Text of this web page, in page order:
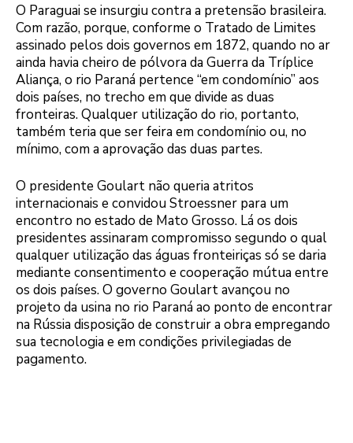
O Paraguai se insurgiu contra a pretensão brasileira.
Com razão, porque, conforme o Tratado de Limites
assinado pelos dois governos em 1872, quando no ar
ainda havia cheiro de pólvora da Guerra da Tríplice
Aliança, o rio Paraná pertence “em condomínio” aos
dois países, no trecho em que divide as duas
fronteiras. Qualquer utilização do rio, portanto,
também teria que ser feira em condomínio ou, no
mínimo, com a aprovação das duas partes.
O presidente Goulart não queria atritos
internacionais e convidou Stroessner para um
encontro no estado de Mato Grosso. Lá os dois
presidentes assinaram compromisso segundo o qual
qualquer utilização das águas fronteiriças só se daria
mediante consentimento e cooperação mútua entre
os dois países. O governo Goulart avançou no
projeto da usina no rio Paraná ao ponto de encontrar
na Rússia disposição de construir a obra empregando
sua tecnologia e em condições privilegiadas de
pagamento.